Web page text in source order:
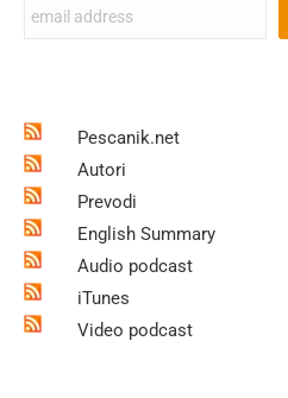
Pescanik.net
Autori
Prevodi
English Summary
Audio podcast
iTunes
Video podcast